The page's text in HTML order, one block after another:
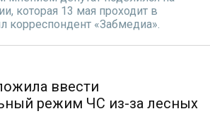
которая 13 мая проходит в
корреспондент «Забмедиа».
ввести
режим ЧС из-за лесных